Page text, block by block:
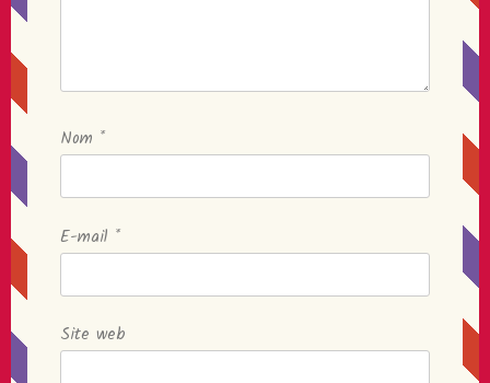
Nom *
E-mail *
Site web